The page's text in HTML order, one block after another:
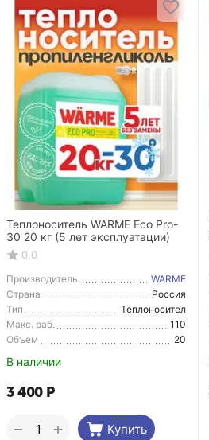
Теплоноситель WARME Eco Pro-
30 20 кг (5 лет эксплуатации)
0.0
Производитель
WARME
Страна
Производитель
Россия
Тип
Теплоносител
ь
Макс. раб.
температура
110
Объем
20
В наличии
3 400 Р
Купить
+
−